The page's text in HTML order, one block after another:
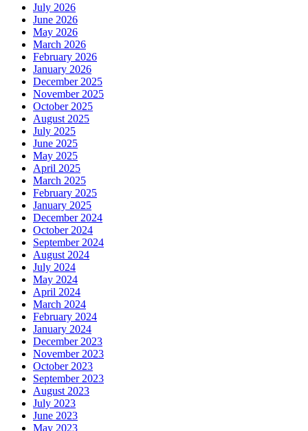
July 2026
June 2026
May 2026
March 2026
February 2026
January 2026
December 2025
November 2025
October 2025
August 2025
July 2025
June 2025
May 2025
April 2025
March 2025
February 2025
January 2025
December 2024
October 2024
September 2024
August 2024
July 2024
May 2024
April 2024
March 2024
February 2024
January 2024
December 2023
November 2023
October 2023
September 2023
August 2023
July 2023
June 2023
May 2023